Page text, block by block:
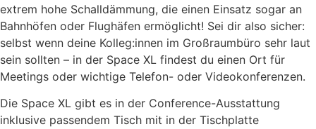
extrem hohe Schalldämmung, die einen Einsatz sogar an
Bahnhöfen oder Flughäfen ermöglicht! Sei dir also sicher:
selbst wenn deine Kolleg:innen im Großraumbüro sehr laut
sein sollten – in der Space XL findest du einen Ort für
Meetings oder wichtige Telefon- oder Videokonferenzen.
Die Space XL gibt es in der Conference-Ausstattung
inklusive passendem Tisch mit in der Tischplatte